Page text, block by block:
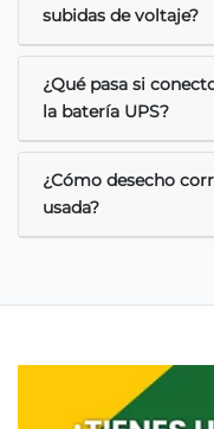
subidas de voltaje?
¿Qué pasa si
la batería UPS?
¿Cómo desecho
usada?